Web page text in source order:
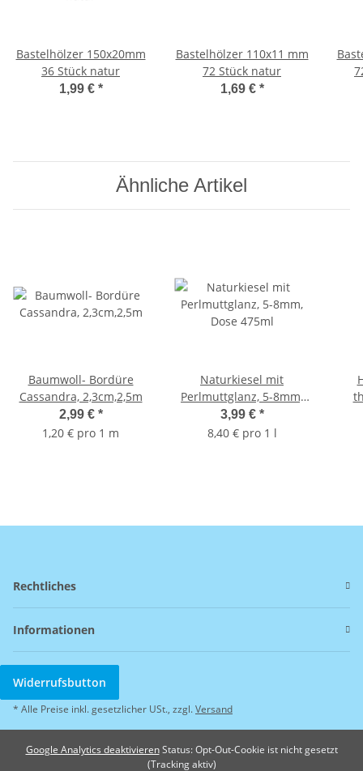
Bastelhölzer 150x20mm
36 Stück natur
1,99 € *
Bastelhölzer 110x11 mm
72 Stück natur
1,69 € *
Ähnliche Artikel
Baumwoll- Bordüre
Cassandra, 2,3cm,2,5m
2,99 € *
1,20 € pro 1 m
Naturkiesel mit
Perlmuttglanz, 5-8mm,
Dose 475ml
3,99 € *
8,40 € pro 1 l
Rechtliches
Informationen
Widerrufsbutton
* Alle Preise inkl. gesetzlicher USt., zzgl.Versand
Google Analytics deaktivieren Status: Opt-Out-Cookie ist nicht gesetzt
(Tracking aktiv)